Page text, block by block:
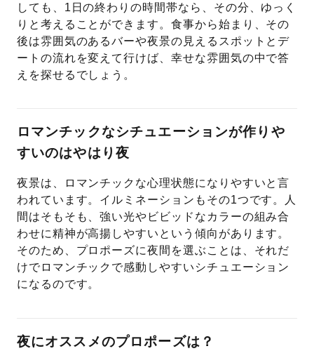
しても、1日の終わりの時間帯なら、その分、ゆっく
りと考えることができます。食事から始まり、その
後は雰囲気のあるバーや夜景の見えるスポットとデ
ートの流れを変えて行けば、幸せな雰囲気の中で答
えを探せるでしょう。
ロマンチックなシチュエーションが作りや
すいのはやはり夜
夜景は、ロマンチックな心理状態になりやすいと言
われています。イルミネーションもその1つです。人
間はそもそも、強い光やビビッドなカラーの組み合
わせに精神が高揚しやすいという傾向があります。
そのため、プロポーズに夜間を選ぶことは、それだ
けでロマンチックで感動しやすいシチュエーション
になるのです。
夜にオススメのプロポーズは？